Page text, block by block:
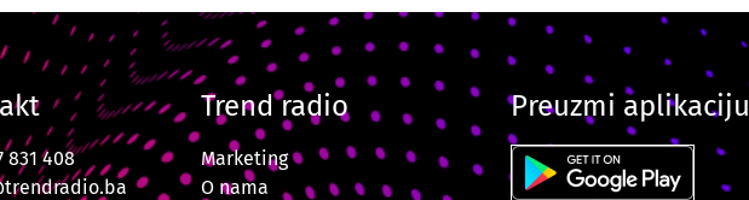
831 408
Trend radio
Marketing
O nama
Preuzmi aplikaciju